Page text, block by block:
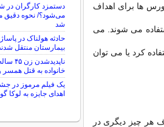
ها برای اهداف
می شوند. می
کرد یا می توان
هر چیز دیگری در
دستمزد کارگران در
می‌شود؟/ نحوه دقیق
شد
بیمارستان منتقل
خانواده به قتل
یک فیلم مرموز در
اهدای جایزه به لوکا